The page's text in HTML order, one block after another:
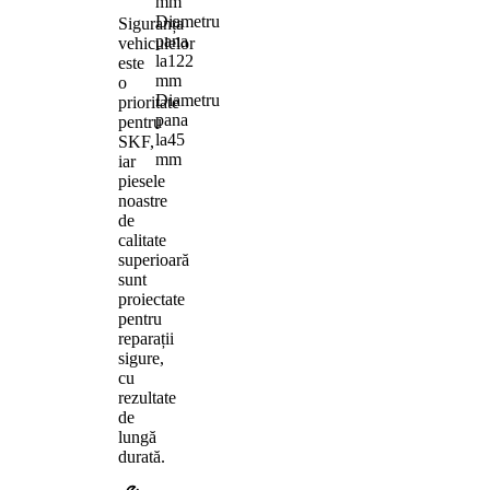
Siguranța
vehiculelor
este
o
prioritate
pentru
SKF,
iar
piesele
noastre
de
calitate
superioară
sunt
proiectate
pentru
reparații
sigure,
cu
rezultate
de
lungă
durată.
Diametru
pana
la122
mm
Diametru
pana
la45
mm